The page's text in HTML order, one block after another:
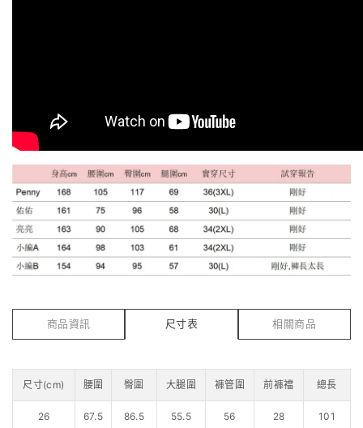
商品資訊 尺寸表 相關商品
尺寸(cm) 腰圍 臀圍 大腿圍 褲管圍 前褲襠 總長
26 67.5 86.5 55.5 56 28 101